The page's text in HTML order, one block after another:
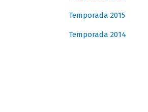
Temporada 2015
Temporada 2014